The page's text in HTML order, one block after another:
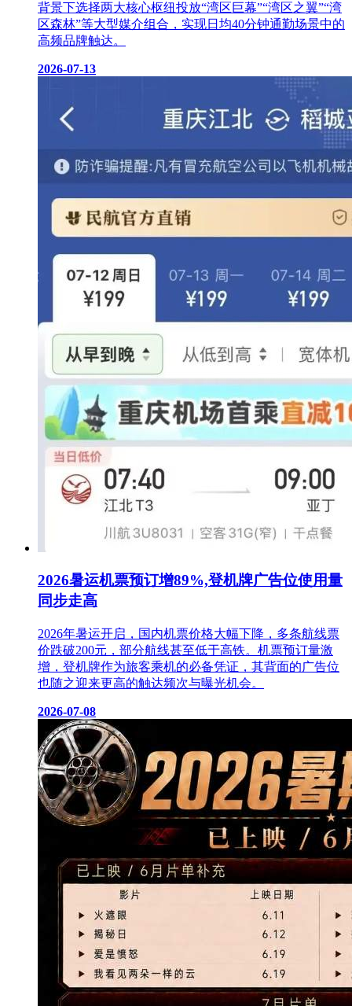
背景下选择两大核心枢纽投放“湾区巨幕”“湾区之翼”“湾
区森林”等大型媒介组合，实现日均40分钟通勤场景中的
高频品牌触达。
2026-07-13
2026暑运机票预订增89%,登机牌广告位使用量
同步走高
2026年暑运开启，国内机票价格大幅下降，多条航线票
价跌破200元，部分航线甚至低于高铁。机票预订量激
增，登机牌作为旅客乘机的必备凭证，其背面的广告位
也随之迎来更高的触达频次与曝光机会。
2026-07-08